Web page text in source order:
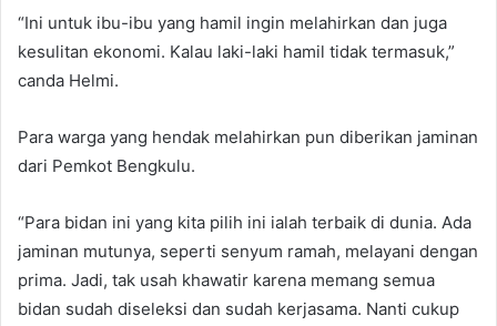
“Ini untuk ibu-ibu yang hamil ingin melahirkan dan juga
kesulitan ekonomi. Kalau laki-laki hamil tidak termasuk,”
canda Helmi.
Para warga yang hendak melahirkan pun diberikan jaminan
dari Pemkot Bengkulu.
“Para bidan ini yang kita pilih ini ialah terbaik di dunia. Ada
jaminan mutunya, seperti senyum ramah, melayani dengan
prima. Jadi, tak usah khawatir karena memang semua
bidan sudah diseleksi dan sudah kerjasama. Nanti cukup